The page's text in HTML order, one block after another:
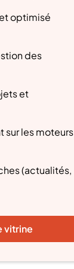
optimisé
des
et
sur les moteurs
(actualités,
vitrine